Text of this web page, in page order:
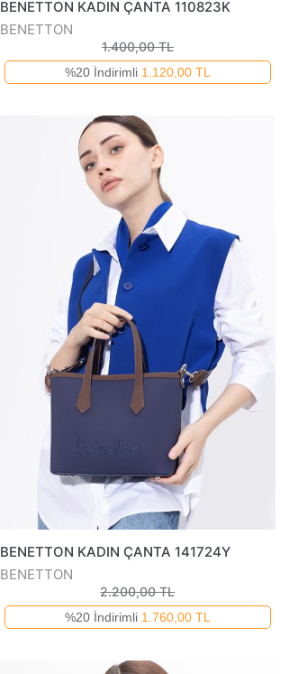
BENETTON KADIN ÇANTA 110823K
BENETTON
1.400,00 TL
%20 İndirimli 1.120,00 TL
BENETTON KADIN ÇANTA 141724Y
BENETTON
2.200,00 TL
%20 İndirimli 1.760,00 TL